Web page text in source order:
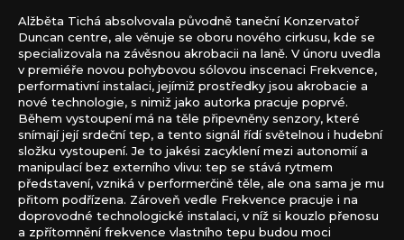
Alžběta Tichá absolvovala původně taneční Konzervatoř
Duncan centre, ale věnuje se oboru nového cirkusu, kde se
specializovala na závěsnou akrobacii na laně. V únoru uvedla
v premiéře novou pohybovou sólovou inscenaci Frekvence,
performativní instalaci, jejímiž prostředky jsou akrobacie a
nové technologie, s nimiž jako autorka pracuje poprvé.
Během vystoupení má na těle připevněny senzory, které
snímají její srdeční tep, a tento signál řídí světelnou i hudební
složku vystoupení. Je to jakési zacyklení mezi autonomií a
manipulací bez externího vlivu: tep se stává rytmem
představení, vzniká v performerčině těle, ale ona sama je mu
přitom podřízena. Zároveň vedle Frekvence pracuje i na
doprovodné technologické instalaci, v níž si kouzlo přenosu
a zpřítomnění frekvence vlastního tepu budou moci